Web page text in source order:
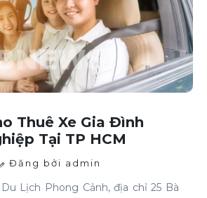
Thuê Xe Gia Đình
Tại TP HCM
Đăng bởi admin
Lịch Phong Cảnh, địa chỉ 25 Bà